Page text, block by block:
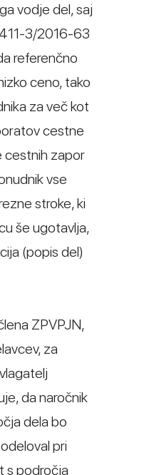
vodje del, saj
3/2016-63
referenčno
ceno, tako
za več kot
cestne
cestnih zapor
vse
stroke, ki
še ugotavlja,
(popis del)
ZPVPJN,
za
da naročnik
dela bo
pri
s področja